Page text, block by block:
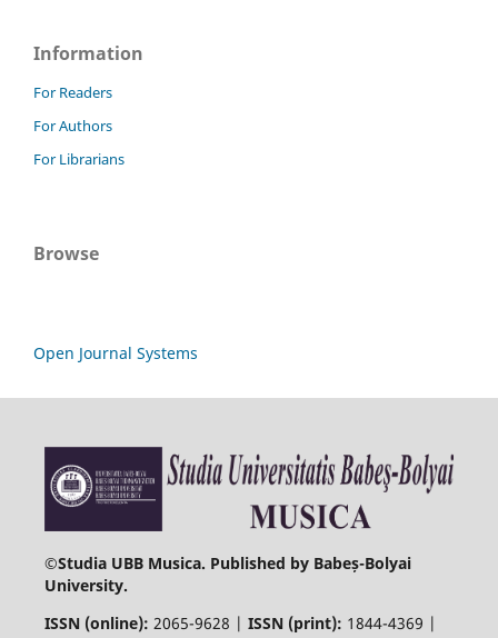
Information
For Readers
For Authors
For Librarians
Browse
Open Journal Systems
©Studia UBB Musica. Published by Babeș-Bolyai
University.
ISSN (online): 2065-9628 | ISSN (print): 1844-4369 |